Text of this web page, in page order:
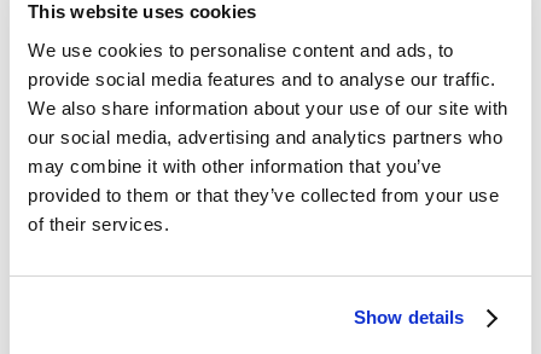
This website uses cookies
We use cookies to personalise content and ads, to
provide social media features and to analyse our traffic.
We also share information about your use of our site with
our social media, advertising and analytics partners who
may combine it with other information that you’ve
provided to them or that they’ve collected from your use
of their services.
Show details
Altura modelo:1.85 m
GUÍA DE TALLAS
DETALLES DEL PRODUCTO
DESCRIPCIÓN
HM5600148
-Hackett London
- Detalles en contraste de colores en toda la prenda.
- Logo bordado bajo el cuello y al lado izquierdo del pecho.
ENVÍO Y DEVOLUCIONES
Envíos y devoluciones GRATUITOS